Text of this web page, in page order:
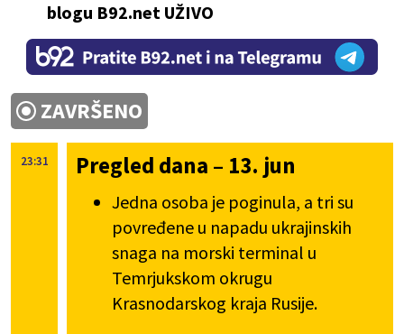
blogu B92.net UŽIVO
ZAVRŠENO
23:31 Pregled dana – 13. jun
Jedna osoba je poginula, a tri su
povređene u napadu ukrajinskih
snaga na morski terminal u
Temrjukskom okrugu
Krasnodarskog kraja Rusije.